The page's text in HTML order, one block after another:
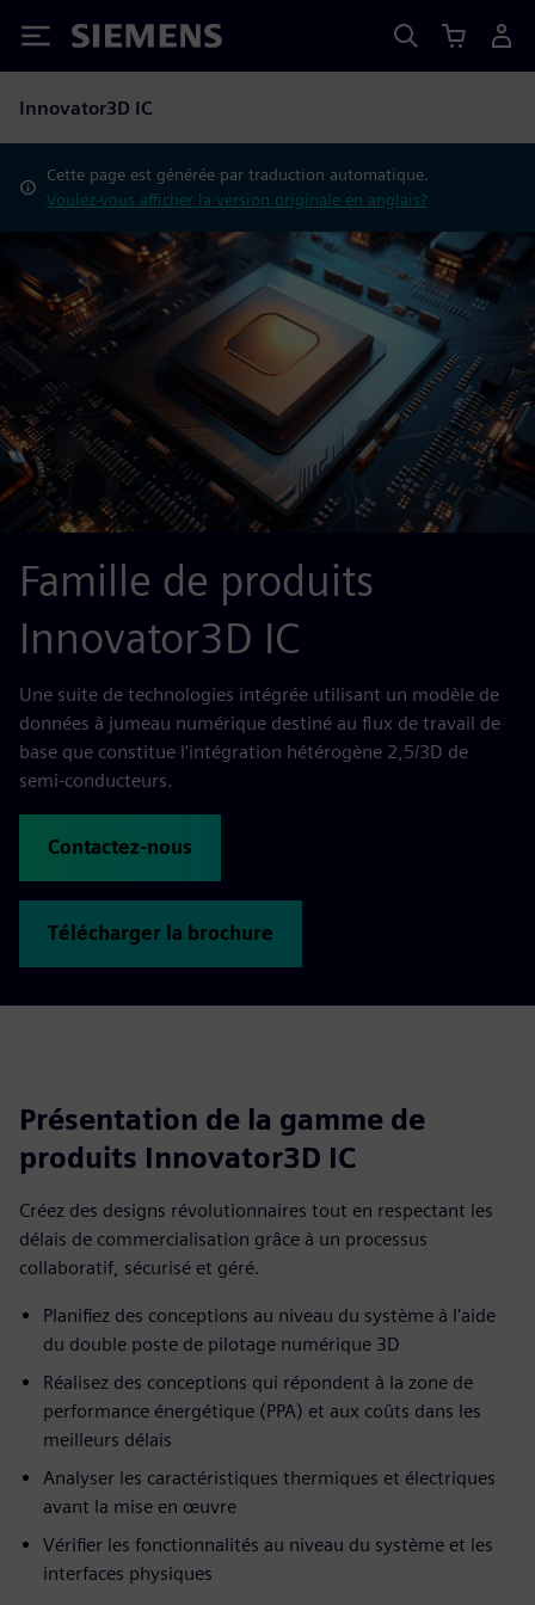
Siemens
Innovator3D IC
Cette page est générée par traduction automatique.
Voulez-vous afficher la version originale en anglais?
Famille de produits
Innovator3D IC
Une suite de technologies intégrée utilisant un modèle de
données à jumeau numérique destiné au flux de travail de
base que constitue l'intégration hétérogène 2,5/3D de
semi-conducteurs.
Contactez-nous
Télécharger la brochure
Présentation de la gamme de
produits Innovator3D IC
Créez des designs révolutionnaires tout en respectant les
délais de commercialisation grâce à un processus
collaboratif, sécurisé et géré.
Planifiez des conceptions au niveau du système à l'aide
du double poste de pilotage numérique 3D
Réalisez des conceptions qui répondent à la zone de
performance énergétique (PPA) et aux coûts dans les
meilleurs délais
Analyser les caractéristiques thermiques et électriques
avant la mise en œuvre
Vérifier les fonctionnalités au niveau du système et les
interfaces physiques